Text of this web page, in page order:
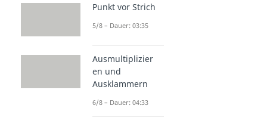
Punkt vor Strich
5/8 – Dauer: 03:35
Ausmultiplizier
en und
Ausklammern
6/8 – Dauer: 04:33